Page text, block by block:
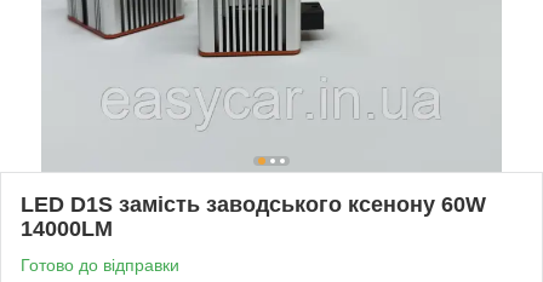
LED D1S замість заводського ксенону 60W
14000LM
Готово до відправки